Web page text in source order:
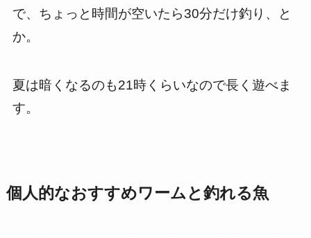
で、ちょっと時間が空いたら30分だけ釣り、と
か。
夏は暗くなるのも21時くらいなので長く遊べま
す。
個人的なおすすめワームと釣れる魚